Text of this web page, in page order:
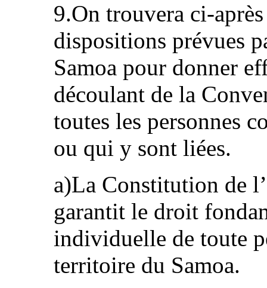
9.On trouvera ci-
dispositions prévues
Samoa pour donner
découlant de la
toutes les personnes
ou qui y sont liées.
a)La Constitution de
garantit le droit
individuelle de toute
territoire du Samoa.